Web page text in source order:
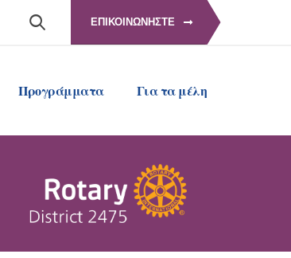
ΕΠΙΚΟΙΝΩΝΗΣΤΕ
Προγράμματα Για τα μέλη